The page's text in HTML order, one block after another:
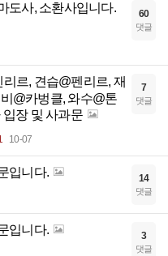
도사, 소환사입니다. 60
댓글
르, 견습@펜리르, 재
@카벙클, 와수@톤
장 및 사과문
10-07
7
댓글
입니다. 14
댓글
입니다. 3
댓글